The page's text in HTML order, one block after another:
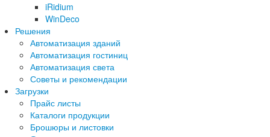
iRidium
WinDeco
Решения
Автоматизация зданий
Автоматизация гостиниц
Автоматизация света
Советы и рекомендации
Загрузки
Прайс листы
Каталоги продукции
Брошюры и листовки